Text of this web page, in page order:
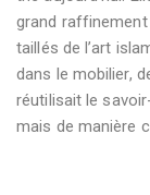
grand
taillés de l’art
dans le mobilier,
réutilisait le
mais de manière